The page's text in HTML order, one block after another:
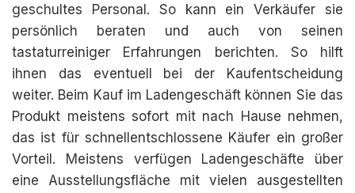
geschultes Personal. So kann ein Verkäufer sie
persönlich beraten und auch von seinen
tastaturreiniger Erfahrungen berichten. So hilft
ihnen das eventuell bei der Kaufentscheidung
weiter. Beim Kauf im Ladengeschäft können Sie das
Produkt meistens sofort mit nach Hause nehmen,
das ist für schnellentschlossene Käufer ein großer
Vorteil. Meistens verfügen Ladengeschäfte über
eine Ausstellungsfläche mit vielen ausgestellten